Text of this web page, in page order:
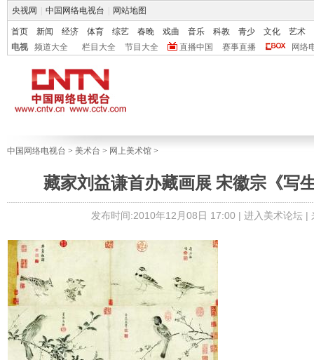
央视网 中国网络电视台 网站地图
首页 新闻 经济 体育 综艺 春晚 戏曲 音乐 科教 青少 文化
艺术
电视
频道大全 栏目大全 节目大全 直播中国 赛事直播 网络
中国网络电视台 > 美术台 > 网上美术馆 >
藏家刘益谦首办藏画展 宋徽宗《写
发布时间:2010年12月08日 17:00 | 进入美术论坛|